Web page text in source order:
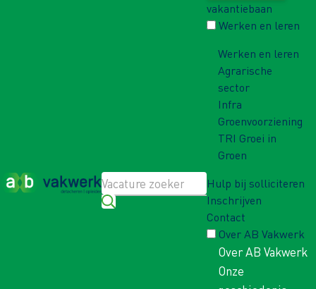
vakantiebaan
Werken en leren
Werken en leren
Agrarische
sector
Infra
Groenvoorziening
TRI Groei in
Groen
Hulp bij solliciteren
Inschrijven
Contact
Over AB Vakwerk
Over AB Vakwerk
Onze